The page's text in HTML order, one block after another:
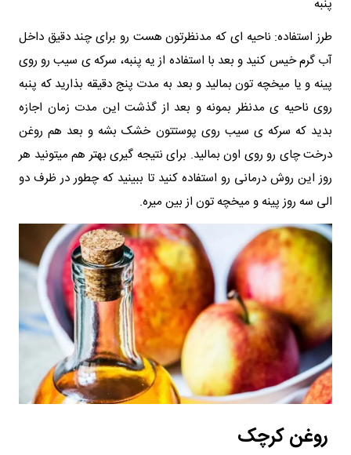
پنبه
طرز استفاده: ناحیه ای که مدنظرتون هست رو برای چند دقیق داخل
آب گرم خیس کنید و بعد با استفاده از یه پنبه، سرکه ی سیب رو روی
پینه و یا میخچه تون بمالید و بعد به مدت پنج دقیقه بذارید که پنبه
روی ناحیه ی مدنظر بمونه و بعد از گذشت این مدت زمان اجازه
بدید که سرکه ی سیب روی پوستتون خشک بشه و بعد هم روغن
درخت چای رو روی اون بمالید. برای نتیجه گیری بهتر هم میتونید هر
روز این روش درمانی رو استفاده کنید تا ببینید که چطور در ظرف دو
الی سه روز پینه و میخچه تون از بین میره.
روغن کرچک